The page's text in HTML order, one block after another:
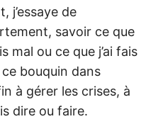
j’essaye de
savoir ce que
mal ou ce que j’ai fais
bouquin dans
à gérer les crises, à
dire ou faire.